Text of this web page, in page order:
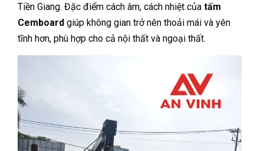
Tiền Giang. Đặc điểm cách âm, cách nhiệt của tấm
Cemboard giúp không gian trở nên thoải mái và yên
tĩnh hơn, phù hợp cho cả nội thất và ngoại thất.